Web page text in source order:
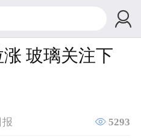

玻璃关注下
报  5293